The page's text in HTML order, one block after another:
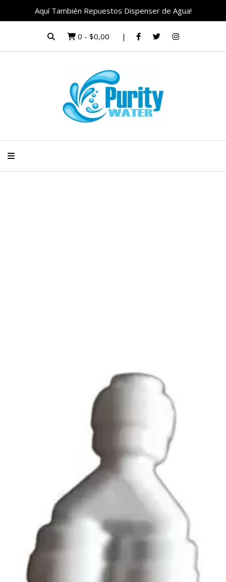
Aquí También Repuestos Dispenser de Agua!
0 - $0,00